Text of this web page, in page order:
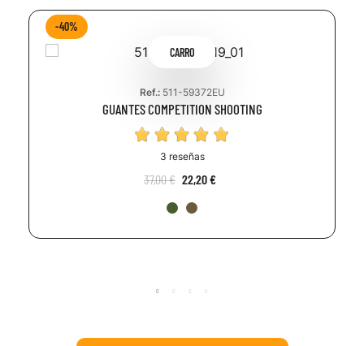
-40%
CARRO
Ref.:511-59372EU
GUANTES COMPETITION SHOOTING
3 reseñas
37,00 € 22,20 €